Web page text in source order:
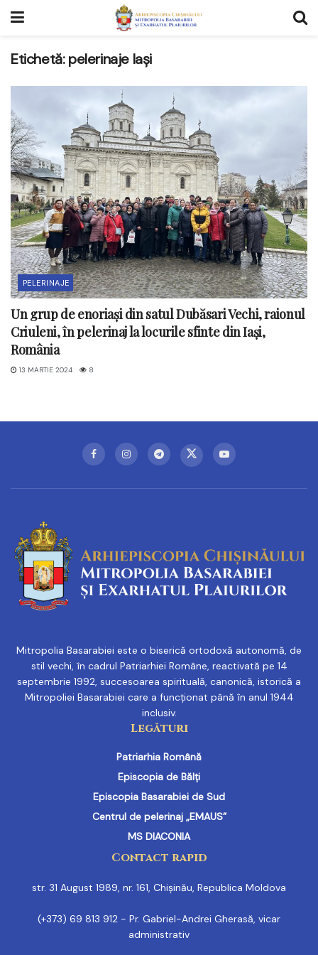
Etichetă:pelerinaje Iași
PELERINAJE
Un grup de enoriași din satul Dubăsari Vechi, raionul
Criuleni, în pelerinaj la locurile sfinte din Iași,
România
13 MARTIE 2024 8
Mitropolia Basarabiei este o biserică ortodoxă autonomă, de
stil vechi, în cadrul Patriarhiei Române, reactivată pe 14
septembrie 1992, succesoarea spirituală, canonică, istorică a
Mitropoliei Basarabiei care a funcționat până în anul 1944
inclusiv.
Legături
Patriarhia Română
Episcopia de Bălți
Episcopia Basarabiei de Sud
Centrul de pelerinaj „EMAUS”
MS DIACONIA
Contact rapid
str. 31 August 1989, nr. 161, Chișinău, Republica Moldova
(+373) 69 813 912 - Pr. Gabriel-Andrei Gherasă, vicar
administrativ